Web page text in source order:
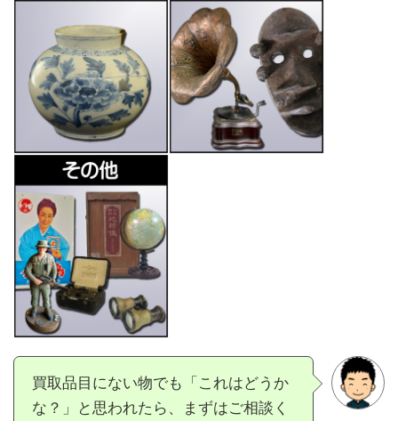
買取品目にない物でも「これはどうか
な？」と思われたら、まずはご相談く